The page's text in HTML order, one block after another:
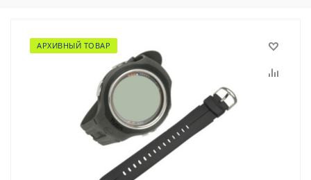
АРХИВНЫЙ ТОВАР